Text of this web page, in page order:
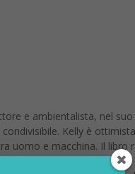
e ambientalista, nel suo
Kelly è
uomo e macchina. Il libro
parla.